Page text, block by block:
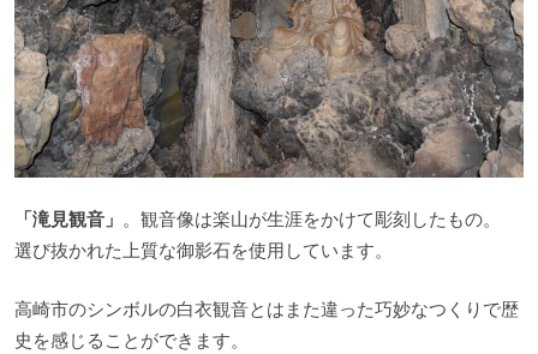
「滝見観音」 。観音像は楽山が生涯をかけて彫刻したもの。
選び抜かれた上質な御影石を使用しています。
高崎市のシンボルの白衣観音とはまた違った巧妙なつくりで歴
史を感じることができます。